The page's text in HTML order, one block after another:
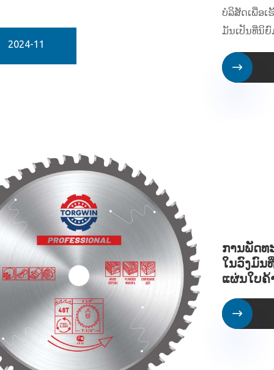
2024-11
ບໍລິສັດເພື່ອເ
ມັນເປັນທີ່ນິຍົ

ການພັດທ
ໃນວົງມົນ
ແຜ່ນໃບຄ້
